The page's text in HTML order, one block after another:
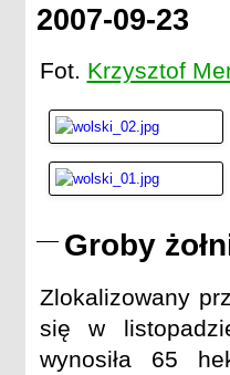
2007-09-23
Fot. Krzysztof
Groby
Zlokalizowany
się w
wynosiła 65